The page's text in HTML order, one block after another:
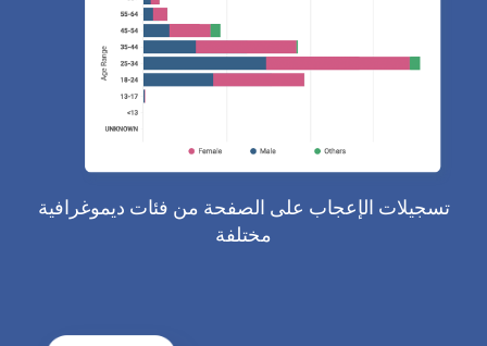
تسجيلات الإعجاب على الصفحة من فئات ديموغرافية
مختلفة